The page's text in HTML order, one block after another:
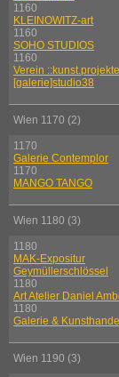
1160
KLEINOWITZ-art
1160
SOHO STUDIOS
1160
Verein
[galerie]studio38
Wien 1170 (2)
1170
Galerie Contemplor
1170
MANGO TANGO
Wien 1180 (3)
1180
MAK-Expositur
Geymüllerschlössel
1180
Art Atelier Daniel
1180
Galerie &
Wien 1190 (3)